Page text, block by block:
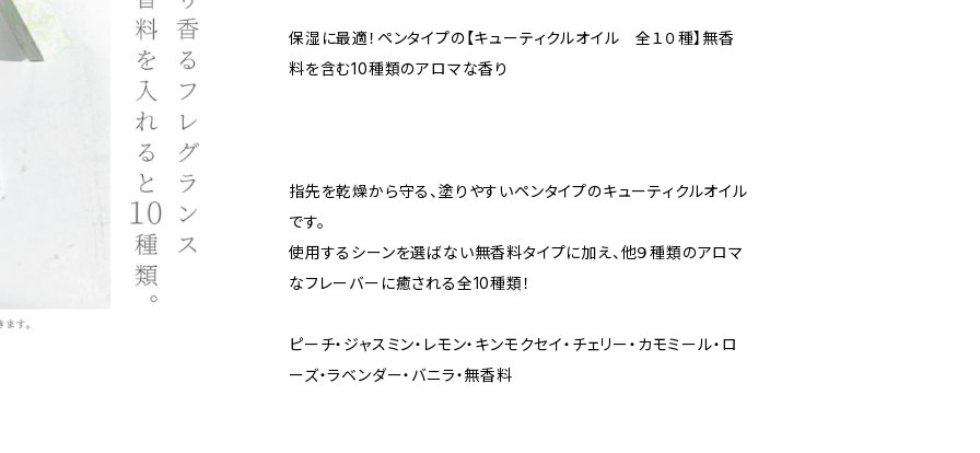
保湿に最適！ペンタイプの【キューティクルオイル 全１０種】無香
料を含む10種類のアロマな香り
指先を乾燥から守る、塗りやすいペンタイプのキューティクルオイル
です。
使用するシーンを選ばない無香料タイプに加え、他９種類のアロマ
なフレーバーに癒される全10種類！
ピーチ・ジャスミン・レモン・キンモクセイ・チェリー・カモミール・ロ
ーズ・ラベンダー・バニラ・無香料